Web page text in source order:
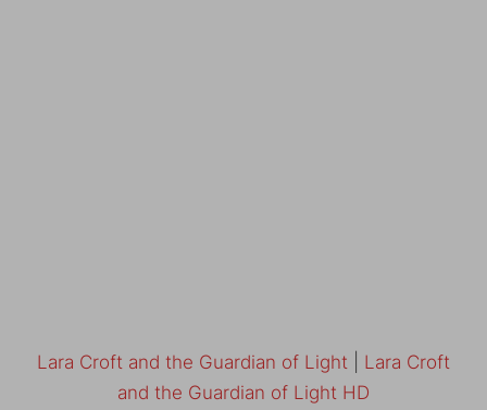
Lara Croft and the Guardian of Light
Lara Croft
and the Guardian of Light HD